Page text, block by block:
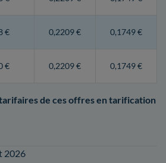
€ 0,2209 € 0,1749 €
€ 0,2209 € 0,1749 €
de ces offres en tarification
2026